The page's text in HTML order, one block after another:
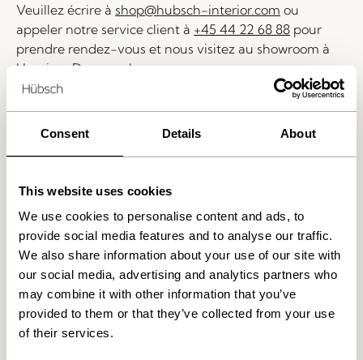
Consent Details About
This website uses cookies
We use cookies to personalise content and ads, to
provide social media features and to analyse our traffic.
We also share information about your use of our site with
our social media, advertising and analytics partners who
may combine it with other information that you’ve
provided to them or that they’ve collected from your use
of their services.
Veuillez écrire à shop@hubsch-interior.com ou
appeler notre service client à +45 44 22 68 88 pour
prendre rendez-vous et nous visitez au showroom à
Herning, Danemark.
Livraison 1-4 jours ouvrables
Retour 30 jours
Livraison gratuite à partir de499 DKK*
Produits similaires